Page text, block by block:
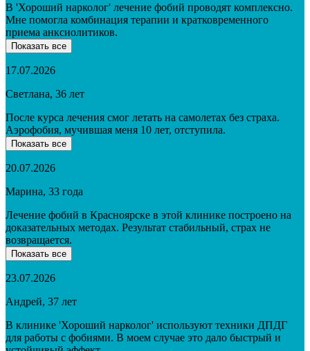
В 'Хороший нарколог' лечение фобий проводят комплексно.
Мне помогла комбинация терапии и кратковременного
приема анксиолитиков.
Показать все
17.07.2026
Светлана, 36 лет
После курса лечения смог летать на самолетах без страха.
Аэрофобия, мучившая меня 10 лет, отступила.
Показать все
20.07.2026
Марина, 33 года
Лечение фобий в Красноярске в этой клинике построено на
доказательных методах. Результат стабильный, страх не
возвращается.
Показать все
23.07.2026
Андрей, 37 лет
В клинике 'Хороший нарколог' используют техники ДПДГ
для работы с фобиями. В моем случае это дало быстрый и